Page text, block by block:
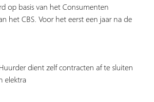
op basis van het Consumenten
het CBS. Voor het eerst een jaar na de
dient zelf contracten af te sluiten
elektra